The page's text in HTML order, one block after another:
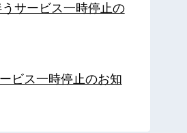
サービス一時停止の
ビス一時停止のお知